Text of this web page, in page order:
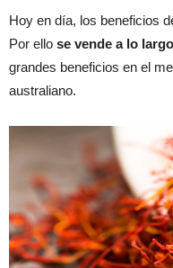
Hoy en día, los beneficios
Por ello se vende a lo
grandes beneficios en el
australiano.